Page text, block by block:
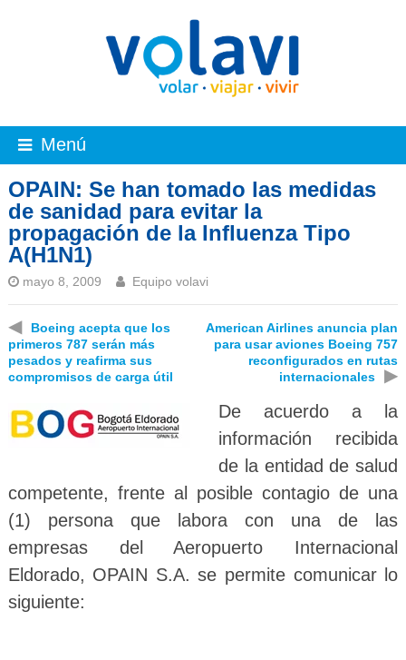
Menú
OPAIN: Se han tomado las medidas
de sanidad para evitar la
propagación de la Influenza Tipo
A(H1N1)
mayo 8, 2009 Equipo volavi
◀
Boeing acepta que los
primeros 787 serán más
pesados y reafirma sus
compromisos de carga útil
American Airlines anuncia plan
para usar aviones Boeing 757
reconfigurados en rutas
internacionales
▶
De acuerdo a la
información recibida
de la entidad de salud
competente, frente al posible contagio de una
(1) persona que labora con una de las
empresas del Aeropuerto Internacional
Eldorado, OPAIN S.A. se permite comunicar lo
siguiente: